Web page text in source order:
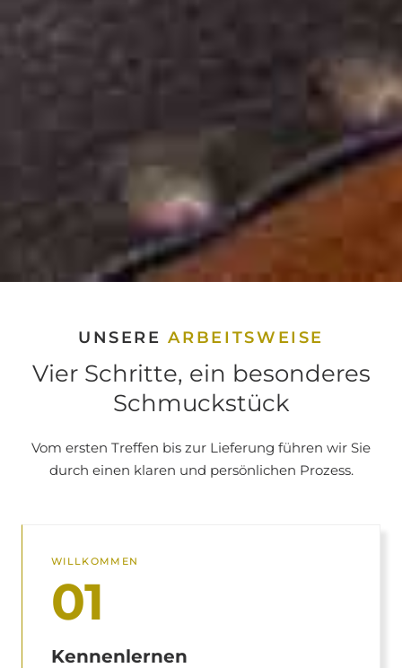
UNSEREARBEITSWEISE
Vier Schritte, ein besonderes
Schmuckstück
Vom ersten Treffen bis zur Lieferung führen wir Sie
durch einen klaren und persönlichen Prozess.
WILLKOMMEN
01
Kennenlernen